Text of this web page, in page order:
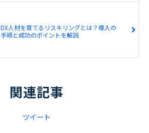
DX人材を育てるリスキリングとは？導入の
手順と成功のポイントを解説
関連記事
ツイート